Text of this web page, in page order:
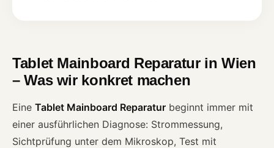
Tablet Mainboard Reparatur in Wien
– Was wir konkret machen
Eine Tablet Mainboard Reparatur beginnt immer mit
einer ausführlichen Diagnose: Strommessung,
Sichtprüfung unter dem Mikroskop, Test mit